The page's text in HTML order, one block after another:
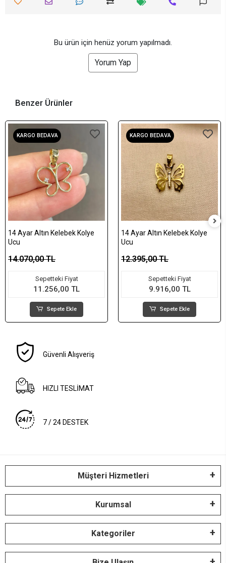
Bu ürün için henüz yorum yapılmadı.
Yorum Yap
Benzer Ürünler
KARGO BEDAVA
14 Ayar Altın Kelebek Kolye
Ucu
14.070,00 TL
Sepetteki Fiyat
11.256,00 TL
Sepete Ekle
KARGO BEDAVA
14 Ayar Altın Kelebek Kolye
Ucu
12.395,00 TL
Sepetteki Fiyat
9.916,00 TL
Sepete Ekle
Güvenli Alışveriş
HIZLI TESLİMAT
7 / 24 DESTEK
Müşteri Hizmetleri
Kurumsal
Kategoriler